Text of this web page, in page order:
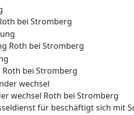
bei Stromberg
Roth bei Stromberg
bei Stromberg
wechsel Roth bei Stromberg
für beschäftigt sich mit